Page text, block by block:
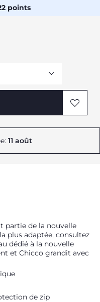
points
Me prévenir
Me prévenir
Me prévenir
11 août
partie de la nouvelle
plus adaptée, consultez
dédié à la nouvelle
et Chicco grandit avec
de zip